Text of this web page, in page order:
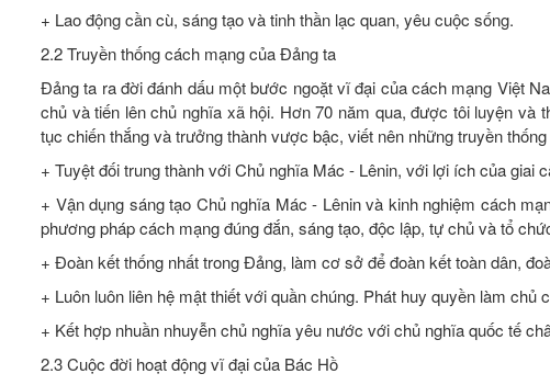
+ Lao động cần cù, sáng tạo và tinh thần lạc quan, yêu cuộc sống.
2.2 Truyền thống cách mạng của Đảng ta
Đảng ta ra đời đánh dấu một bước ngoặt vĩ đại của cách mạng Việt
chủ và tiến lên chủ nghĩa xã hội. Hơn 70 năm qua, được tôi luyện
tục chiến thắng và trưởng thành vược bậc, viết nên những truyền
+ Tuyệt đối trung thành với Chủ nghĩa Mác - Lênin, với lợi ích của giai
+ Vận dụng sáng tạo Chủ nghĩa Mác - Lênin và kinh nghiệm cách
phương pháp cách mạng đúng đắn, sáng tạo, độc lập, tự chủ và tổ
+ Đoàn kết thống nhất trong Đảng, làm cơ sở để đoàn kết toàn dân,
+ Luôn luôn liên hệ mật thiết với quần chúng. Phát huy quyền làm
+ Kết hợp nhuần nhuyễn chủ nghĩa yêu nước với chủ nghĩa quốc tế
2.3 Cuộc đời hoạt động vĩ đại của Bác Hồ